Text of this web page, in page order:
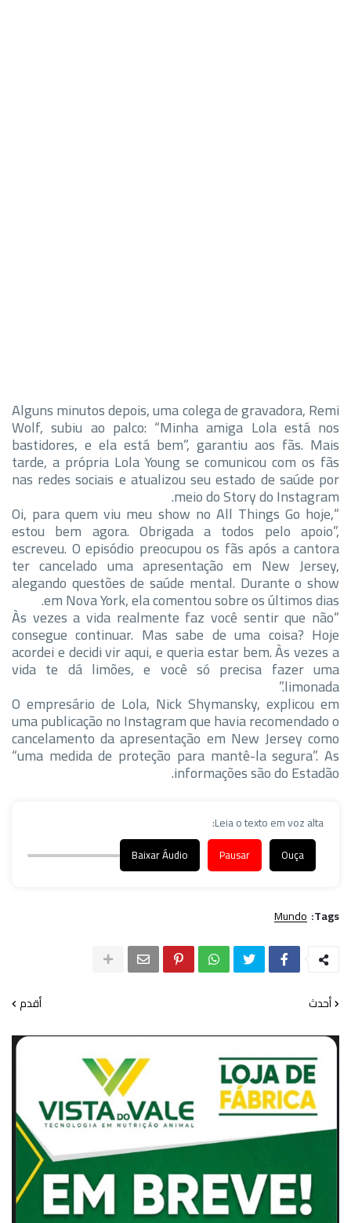
Alguns minutos depois, uma colega de gravadora, Remi
Wolf, subiu ao palco: “Minha amiga Lola está nos
bastidores, e ela está bem”, garantiu aos fãs. Mais
tarde, a própria Lola Young se comunicou com os fãs
nas redes sociais e atualizou seu estado de saúde por
meio do Story do Instagram.
“Oi, para quem viu meu show no All Things Go hoje,
estou bem agora. Obrigada a todos pelo apoio”,
escreveu. O episódio preocupou os fãs após a cantora
ter cancelado uma apresentação em New Jersey,
alegando questões de saúde mental. Durante o show
em Nova York, ela comentou sobre os últimos dias.
“Às vezes a vida realmente faz você sentir que não
consegue continuar. Mas sabe de uma coisa? Hoje
acordei e decidi vir aqui, e queria estar bem. Às vezes a
vida te dá limões, e você só precisa fazer uma
limonada.”
O empresário de Lola, Nick Shymansky, explicou em
uma publicação no Instagram que havia recomendado o
cancelamento da apresentação em New Jersey como
“uma medida de proteção para mantê-la segura”. As
informações são do Estadão.
Leia o texto em voz alta:
Ouça
Pausar
Baixar Áudio
Tags:
Mundo
أحدث أقدم